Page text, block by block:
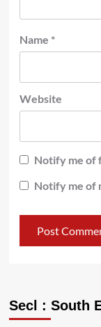
Name *
Website
Notify me of
Notify me of
Secl : South